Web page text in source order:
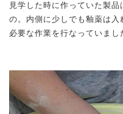
見学した時に作っていた製
の。内側に少しでも釉薬は
必要な作業を行なっていまし